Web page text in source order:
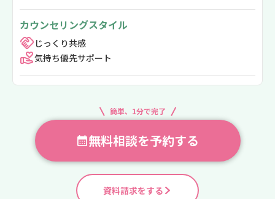
カウンセリングスタイル
じっくり共感
気持ち優先サポート
簡単、1分で完了
無料相談を予約する
資料請求をする